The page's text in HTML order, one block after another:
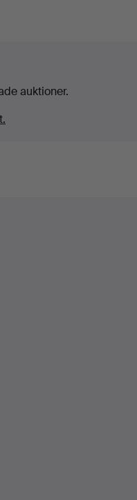
auktioner.